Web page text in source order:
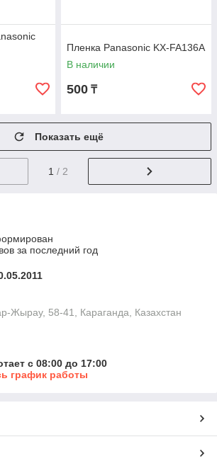
Пленка Panasonic KX-FA136A
В наличии
500 ₸
Показать ещё
1 / 2
за последний год
Жырау, 58-41, Караганда, Казахстан
с 08:00 до 17:00
график работы